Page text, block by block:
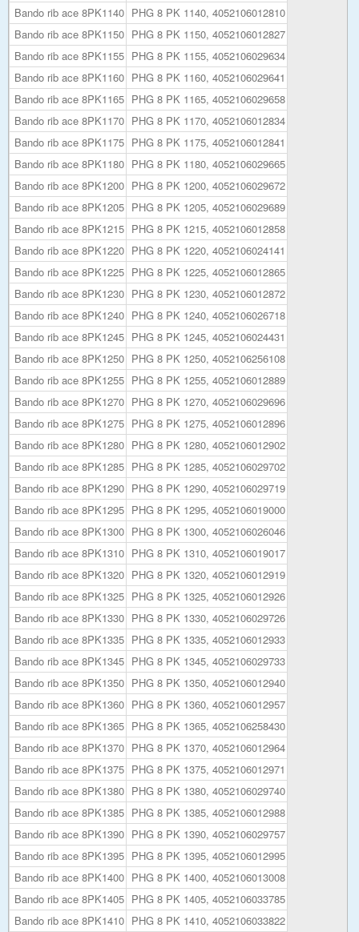
Bando rib ace 8PK1140 PHG 8 PK 1140, 4052106012810
Bando rib ace 8PK1150 PHG 8 PK 1150, 4052106012827
Bando rib ace 8PK1155 PHG 8 PK 1155, 4052106029634
Bando rib ace 8PK1160 PHG 8 PK 1160, 4052106029641
Bando rib ace 8PK1165 PHG 8 PK 1165, 4052106029658
Bando rib ace 8PK1170 PHG 8 PK 1170, 4052106012834
Bando rib ace 8PK1175 PHG 8 PK 1175, 4052106012841
Bando rib ace 8PK1180 PHG 8 PK 1180, 4052106029665
Bando rib ace 8PK1200 PHG 8 PK 1200, 4052106029672
Bando rib ace 8PK1205 PHG 8 PK 1205, 4052106029689
Bando rib ace 8PK1215 PHG 8 PK 1215, 4052106012858
Bando rib ace 8PK1220 PHG 8 PK 1220, 4052106024141
Bando rib ace 8PK1225 PHG 8 PK 1225, 4052106012865
Bando rib ace 8PK1230 PHG 8 PK 1230, 4052106012872
Bando rib ace 8PK1240 PHG 8 PK 1240, 4052106026718
Bando rib ace 8PK1245 PHG 8 PK 1245, 4052106024431
Bando rib ace 8PK1250 PHG 8 PK 1250, 4052106256108
Bando rib ace 8PK1255 PHG 8 PK 1255, 4052106012889
Bando rib ace 8PK1270 PHG 8 PK 1270, 4052106029696
Bando rib ace 8PK1275 PHG 8 PK 1275, 4052106012896
Bando rib ace 8PK1280 PHG 8 PK 1280, 4052106012902
Bando rib ace 8PK1285 PHG 8 PK 1285, 4052106029702
Bando rib ace 8PK1290 PHG 8 PK 1290, 4052106029719
Bando rib ace 8PK1295 PHG 8 PK 1295, 4052106019000
Bando rib ace 8PK1300 PHG 8 PK 1300, 4052106026046
Bando rib ace 8PK1310 PHG 8 PK 1310, 4052106019017
Bando rib ace 8PK1320 PHG 8 PK 1320, 4052106012919
Bando rib ace 8PK1325 PHG 8 PK 1325, 4052106012926
Bando rib ace 8PK1330 PHG 8 PK 1330, 4052106029726
Bando rib ace 8PK1335 PHG 8 PK 1335, 4052106012933
Bando rib ace 8PK1345 PHG 8 PK 1345, 4052106029733
Bando rib ace 8PK1350 PHG 8 PK 1350, 4052106012940
Bando rib ace 8PK1360 PHG 8 PK 1360, 4052106012957
Bando rib ace 8PK1365 PHG 8 PK 1365, 4052106258430
Bando rib ace 8PK1370 PHG 8 PK 1370, 4052106012964
Bando rib ace 8PK1375 PHG 8 PK 1375, 4052106012971
Bando rib ace 8PK1380 PHG 8 PK 1380, 4052106029740
Bando rib ace 8PK1385 PHG 8 PK 1385, 4052106012988
Bando rib ace 8PK1390 PHG 8 PK 1390, 4052106029757
Bando rib ace 8PK1395 PHG 8 PK 1395, 4052106012995
Bando rib ace 8PK1400 PHG 8 PK 1400, 4052106013008
Bando rib ace 8PK1405 PHG 8 PK 1405, 4052106033785
Bando rib ace 8PK1410 PHG 8 PK 1410, 4052106033822